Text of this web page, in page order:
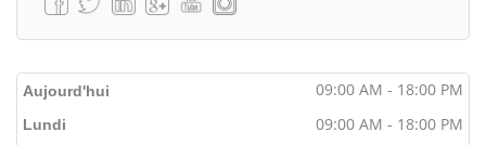
Aujourd'hui 09:00 AM - 18:00 PM
Lundi 09:00 AM - 18:00 PM